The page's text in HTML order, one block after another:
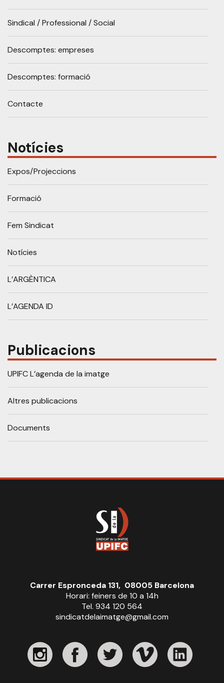
Sindical / Professional / Social
Descomptes: empreses
Descomptes: formació
Contacte
Notícies
Expos/Projeccions
Formació
Fem Sindicat
Notícies
L’ARGÈNTICA
L’AGENDA ID
Publicacions
UPIFC L’agenda de la imatge
Altres publicacions
Documents
Carrer Espronceda 131, 08005 Barcelona
Horari: feiners de 10 a 14h
Tel. 934 120 564
sindicatdelaimatge@gmail.com